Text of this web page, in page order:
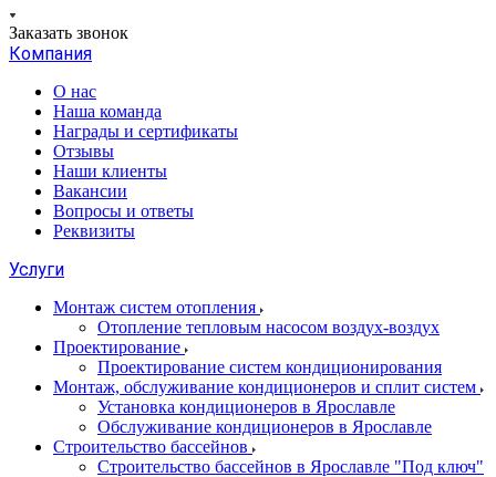
Заказать звонок
Компания
О нас
Наша команда
Награды и сертификаты
Отзывы
Наши клиенты
Вакансии
Вопросы и ответы
Реквизиты
Услуги
Монтаж систем отопления
Отопление тепловым насосом воздух-воздух
Проектирование
Проектирование систем кондиционирования
Монтаж, обслуживание кондиционеров и сплит систем
Установка кондиционеров в Ярославле
Обслуживание кондиционеров в Ярославле
Строительство бассейнов
Строительство бассейнов в Ярославле "Под ключ"